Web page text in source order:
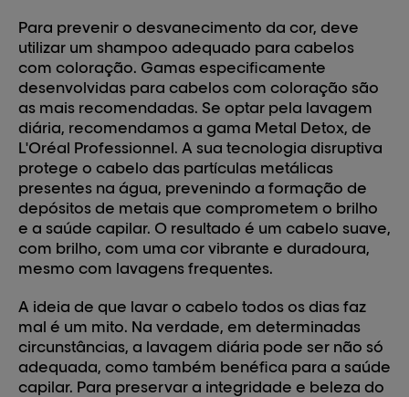
Para prevenir o desvanecimento da cor, deve
utilizar um shampoo adequado para cabelos
com coloração. Gamas especificamente
desenvolvidas para cabelos com coloração são
as mais recomendadas. Se optar pela lavagem
diária, recomendamos a gama Metal Detox, de
L'Oréal Professionnel. A sua tecnologia disruptiva
protege o cabelo das partículas metálicas
presentes na água, prevenindo a formação de
depósitos de metais que comprometem o brilho
e a saúde capilar. O resultado é um cabelo suave,
com brilho, com uma cor vibrante e duradoura,
mesmo com lavagens frequentes.
A ideia de que lavar o cabelo todos os dias faz
mal é um mito. Na verdade, em determinadas
circunstâncias, a lavagem diária pode ser não só
adequada, como também benéfica para a saúde
capilar. Para preservar a integridade e beleza do